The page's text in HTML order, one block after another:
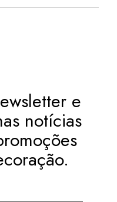
e
notícias